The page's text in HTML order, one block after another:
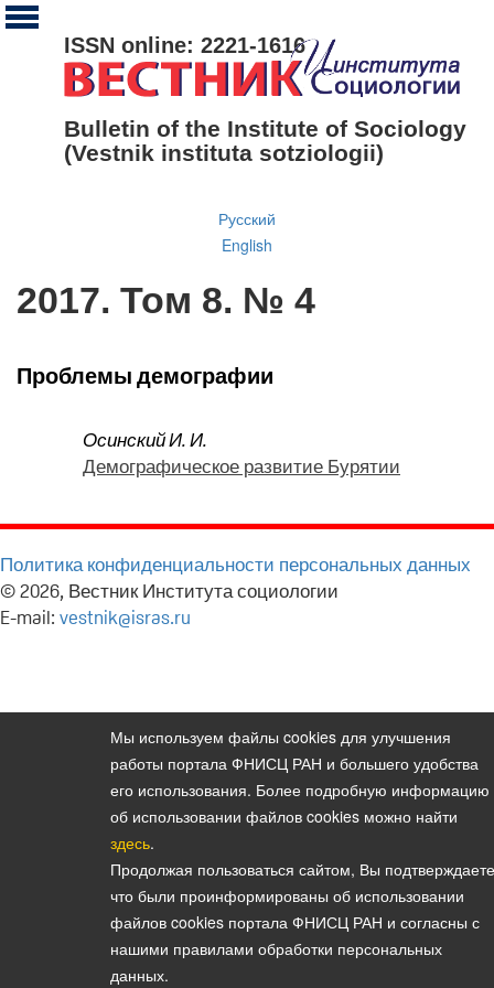
ISSN online: 2221-1616
Bulletin of the Institute of Sociology
(Vestnik instituta sotziologii)
Русский
English
2017. Том 8. № 4
Проблемы демографии
Осинский И. И.
Демографическое развитие Бурятии
Политика конфиденциальности персональных данных
© 2026, Вестник Института социологии
E-mail: vestnik@isras.ru
Мы используем файлы cookies для улучшения
работы портала ФНИСЦ РАН и большего удобства
его использования. Более подробную информацию
об использовании файлов cookies можно найти
здесь.
Продолжая пользоваться сайтом, Вы
что были проинформированы об использовании
файлов cookies портала ФНИСЦ РАН и согласны с
нашими правилами обработки персональных
данных.